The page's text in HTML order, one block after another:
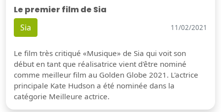
Le premier film de Sia
Sia 11/02/2021
Le film très critiqué «Musique» de Sia qui voit son
début en tant que réalisatrice vient d'être nominé
comme meilleur film au Golden Globe 2021. L'actrice
principale Kate Hudson a été nominée dans la
catégorie Meilleure actrice.